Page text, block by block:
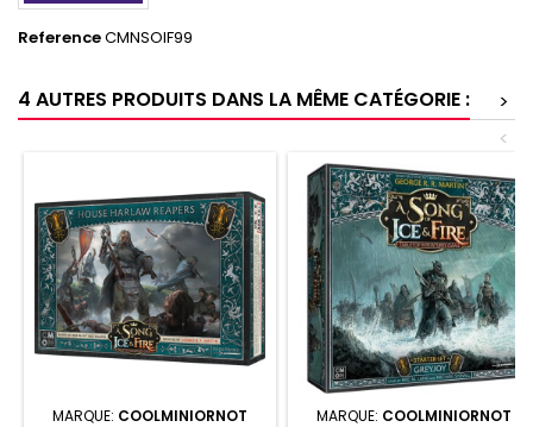
ReferenceCMNSOIF99
4 AUTRES PRODUITS DANS LA MÊME CATÉGORIE :
>
<
MARQUE: COOLMINIORNOT MARQUE: COOLMINIORNOT